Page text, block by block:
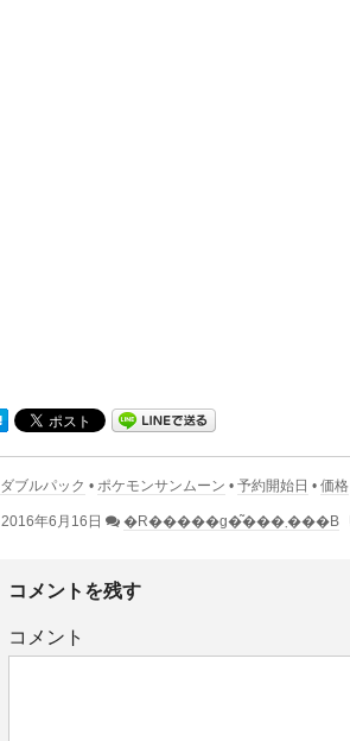
ダブルパック • ポケモンサンムーン • 予約開始日 • 価格
2016年6月16日 �R�����g�͂���܂���B
コメントを残す
コメント